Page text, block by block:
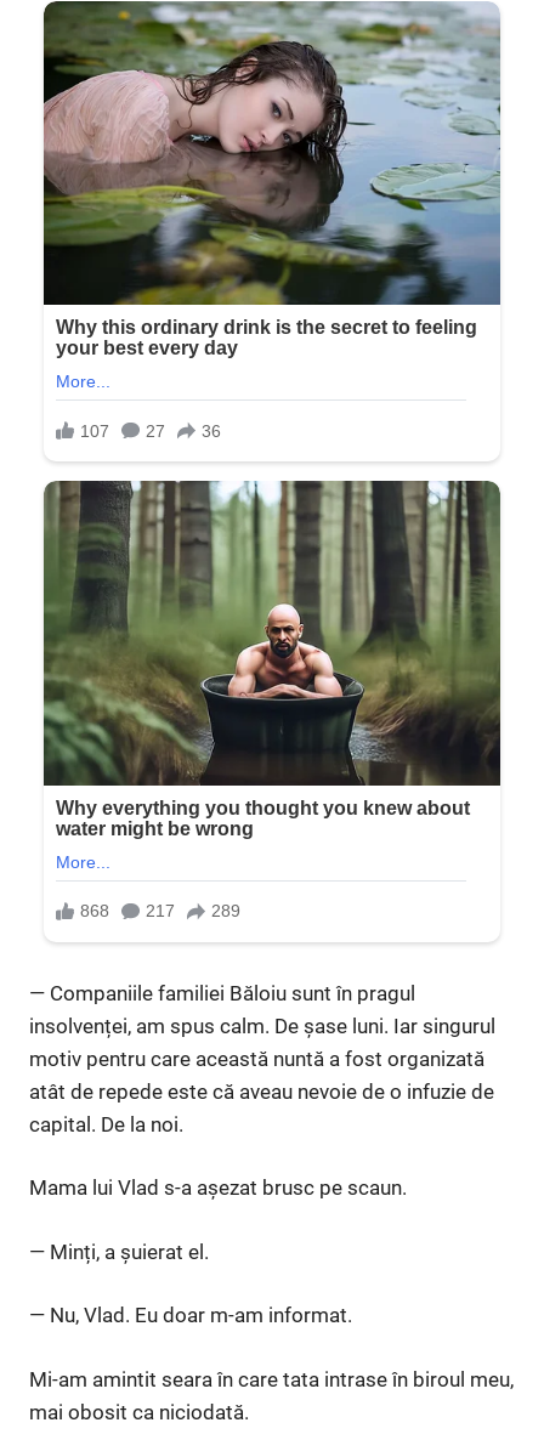
— Companiile familiei Băloiu sunt în pragul
insolvenței, am spus calm. De șase luni. Iar singurul
motiv pentru care această nuntă a fost organizată
atât de repede este că aveau nevoie de o infuzie de
capital. De la noi.
Mama lui Vlad s-a așezat brusc pe scaun.
— Minți, a șuierat el.
— Nu, Vlad. Eu doar m-am informat.
Mi-am amintit seara în care tata intrase în biroul meu,
mai obosit ca niciodată.